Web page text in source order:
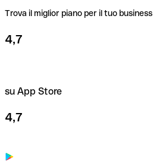
Trova il miglior piano per il tuo business
4,7
su App Store
4,7